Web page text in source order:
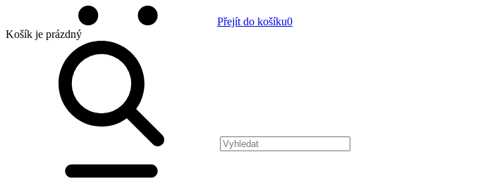
Přejít do košíku0
Košík je prázdný